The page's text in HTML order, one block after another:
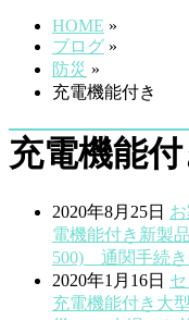
HOME »
ブログ »
防災 »
充電機能付き
充電機能付
2020年8月25日
電機能付き 新製品
500) 通関手続き
2020年1月16日
充電機能付き 大